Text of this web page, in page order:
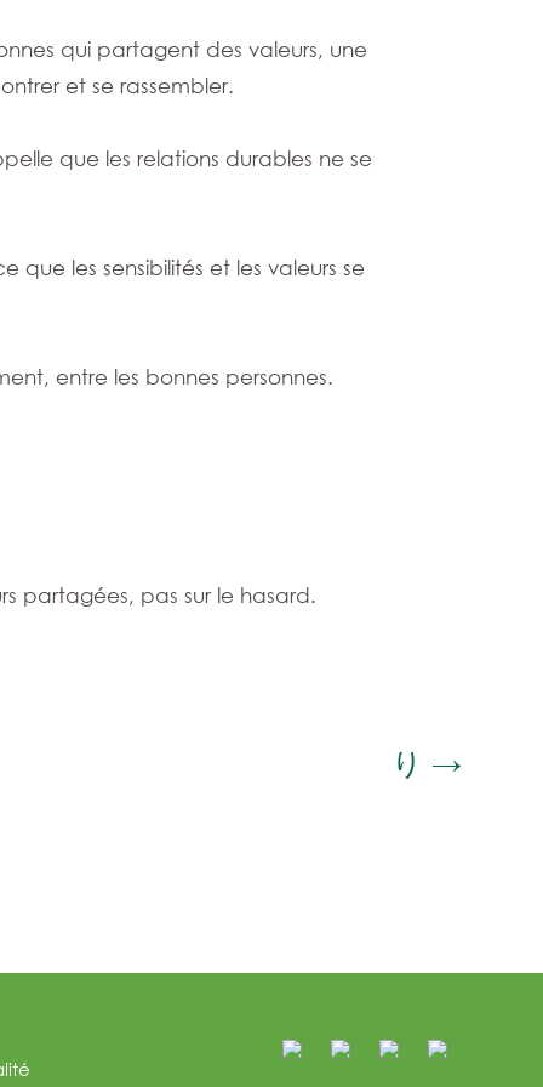
qui partagent des valeurs, une
et se rassembler.
que les relations durables ne se
les sensibilités et les valeurs se
entre les bonnes personnes.
partagées, pas sur le hasard.
り →